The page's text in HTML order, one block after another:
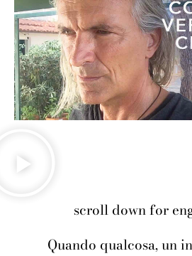
scroll down for
Quando qualcosa, un